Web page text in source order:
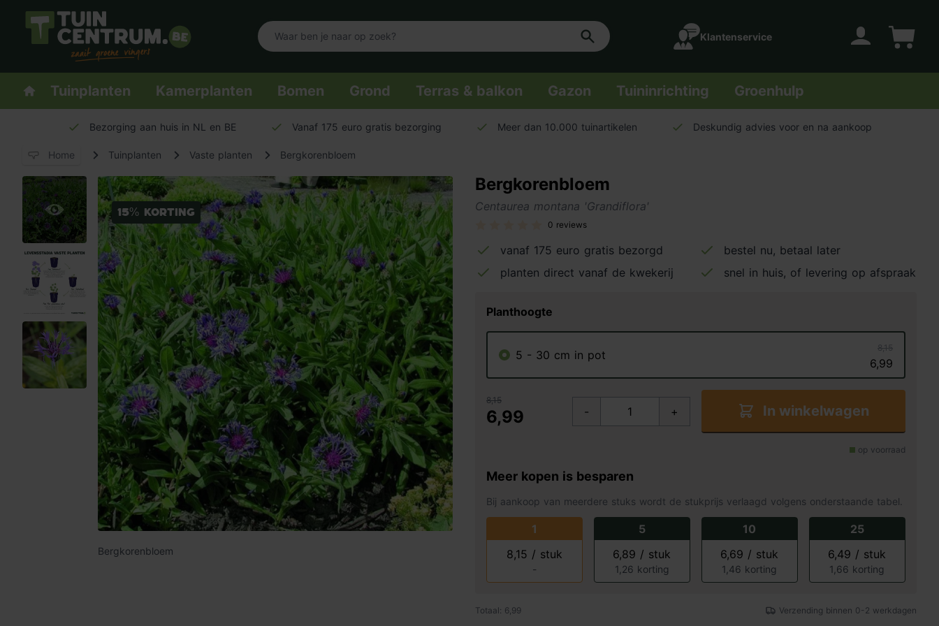
Logo Tuincentrum.be
Klantenservice
Homepage
Tuinplanten Kamerplanten Bomen Grond Terras & balkon Gazon Tuininrichting Groenhulp
Bezorging aan huis in NL en BE Vanaf 175 euro gratis bezorging Meer dan 10.000 tuinartikelen Deskundig advies voor en na aankoop
Home Tuinplanten Vaste planten Bergkorenbloem
15% korting
Bergkorenbloem
Bergkorenbloem
Centaurea montana 'Grandiflora'
0 reviews
vanaf 175 euro gratis bezorgd
bestel nu, betaal later
planten direct vanaf de kwekerij
snel in huis, of levering op afspraak
Planthoogte
5 - 30 cm in pot
8,15
6,99
8,15
6,99 - + In winkelwagen
op voorraad
Meer kopen is besparen
Bij aankoop van meerdere stuks wordt de stukprijs verlaagd volgens onderstaande tabel.
1
8,15 / stuk
-
5
6,89 / stuk
1,26 korting
10
6,69 / stuk
1,46 korting
25
6,49 / stuk
1,66 korting
Totaal: 6,99 Verzending binnen 0-2 werkdagen